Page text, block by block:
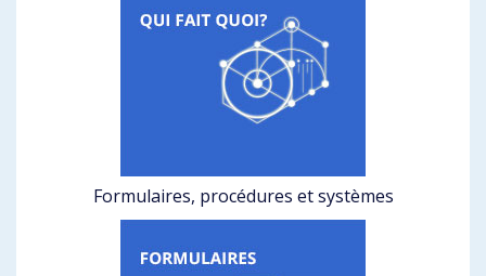
Formulaires, procédures et systèmes